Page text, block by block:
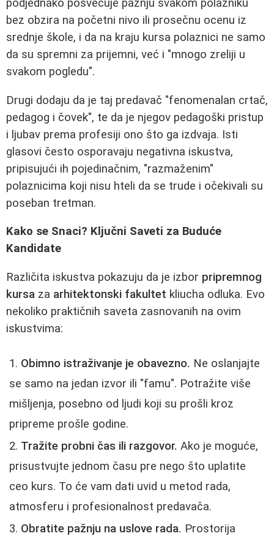
podjednako posvećuje pažnju svakom polazniku
bez obzira na početni nivo ili prosečnu ocenu iz
srednje škole, i da na kraju kursa polaznici ne samo
da su spremni za prijemni, već i "mnogo zreliji u
svakom pogledu".
Drugi dodaju da je taj predavač "fenomenalan crtač,
pedagog i čovek", te da je njegov pedagoški pristup
i ljubav prema profesiji ono što ga izdvaja. Isti
glasovi često osporavaju negativna iskustva,
pripisujući ih pojedinačnim, "razmaženim"
polaznicima koji nisu hteli da se trude i očekivali su
poseban tretman.
Kako se Snaci? Ključni Saveti za Buduće
Kandidate
Različita iskustva pokazuju da je izbor pripremnog
kursa za arhitektonski fakultet kliucha odluka. Evo
nekoliko praktičnih saveta zasnovanih na ovim
iskustvima:
Obimno istraživanje je obavezno. Ne oslanjajte
se samo na jedan izvor ili "famu". Potražite više
mišljenja, posebno od ljudi koji su prošli kroz
pripreme prošle godine.
Tražite probni čas ili razgovor. Ako je moguće,
prisustvujte jednom času pre nego što uplatite
ceo kurs. To će vam dati uvid u metod rada,
atmosferu i profesionalnost predavača.
Obratite pažnju na uslove rada. Prostorija